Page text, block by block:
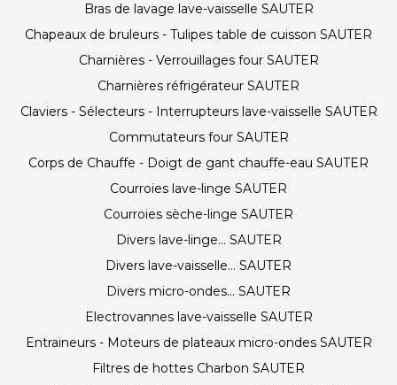
Bras de lavage lave-vaisselle SAUTER
Chapeaux de bruleurs - Tulipes table de cuisson SAUTER
Charnières - Verrouillages four SAUTER
Charnières réfrigérateur SAUTER
Claviers - Sélecteurs - Interrupteurs lave-vaisselle SAUTER
Commutateurs four SAUTER
Corps de Chauffe - Doigt de gant chauffe-eau SAUTER
Courroies lave-linge SAUTER
Courroies sèche-linge SAUTER
Divers lave-linge... SAUTER
Divers lave-vaisselle... SAUTER
Divers micro-ondes... SAUTER
Electrovannes lave-vaisselle SAUTER
Entraineurs - Moteurs de plateaux micro-ondes SAUTER
Filtres de hottes Charbon SAUTER